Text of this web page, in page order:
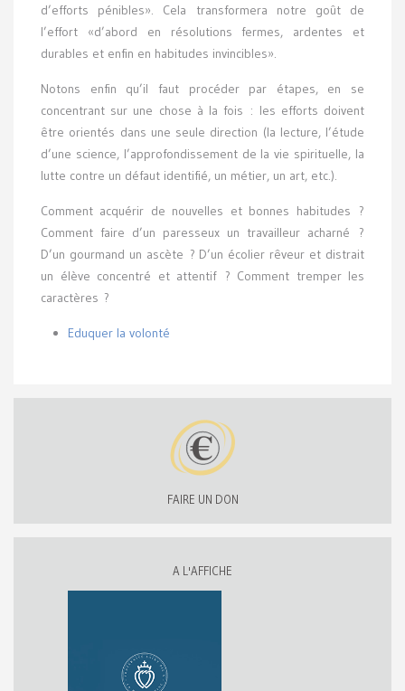
d’efforts pénibles». Cela transformera notre goût de
l’effort «d’abord en résolutions fermes, ardentes et
durables et enfin en habitudes invincibles».
Notons enfin qu’il faut procéder par étapes, en se
concentrant sur une chose à la fois : les efforts doivent
être orientés dans une seule direction (la lecture, l’étude
d’une science, l’approfondissement de la vie spirituelle, la
lutte contre un défaut identifié, un métier, un art, etc.).
Comment acquérir de nouvelles et bonnes habitudes ?
Comment faire d’un paresseux un travailleur acharné ?
D’un gourmand un ascète ? D’un écolier rêveur et distrait
un élève concentré et attentif ? Comment tremper les
caractères ?
Eduquer la volonté
FAIRE UN DON
A L'AFFICHE